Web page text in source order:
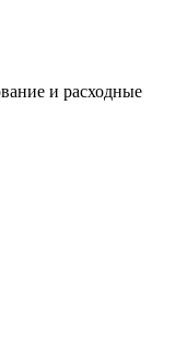
и расходные